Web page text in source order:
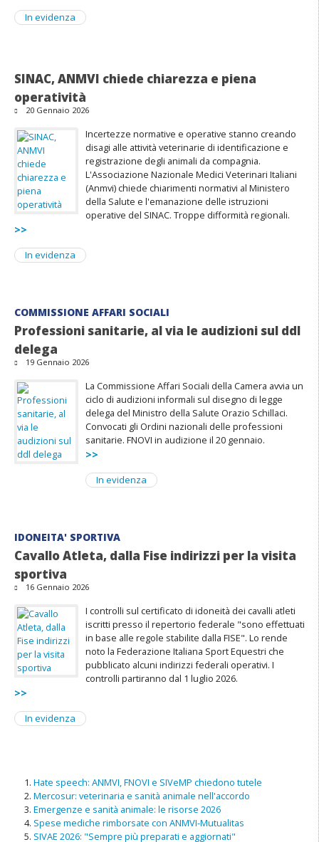
In evidenza
SINAC, ANMVI chiede chiarezza e piena
operatività
20 Gennaio 2026
Incertezze normative e operative stanno creando
disagi alle attività veterinarie di identificazione e
registrazione degli animali da compagnia.
L'Associazione Nazionale Medici Veterinari Italiani
(Anmvi) chiede chiarimenti normativi al Ministero
della Salute e l'emanazione delle istruzioni
operative del SINAC. Troppe difformità regionali.
>>
In evidenza
COMMISSIONE AFFARI SOCIALI
Professioni sanitarie, al via le audizioni sul ddl
delega
19 Gennaio 2026
La Commissione Affari Sociali della Camera avvia un
ciclo di audizioni informali sul disegno di legge
delega del Ministro della Salute Orazio Schillaci.
Convocati gli Ordini nazionali delle professioni
sanitarie. FNOVI in audizione il 20 gennaio.
>>
In evidenza
IDONEITA' SPORTIVA
Cavallo Atleta, dalla Fise indirizzi per la visita
sportiva
16 Gennaio 2026
I controlli sul certificato di idoneità dei cavalli atleti
iscritti presso il repertorio federale "sono effettuati
in base alle regole stabilite dalla FISE". Lo rende
noto la Federazione Italiana Sport Equestri che
pubblicato alcuni indirizzi federali operativi. I
controlli partiranno dal 1 luglio 2026.
>>
In evidenza
Hate speech: ANMVI, FNOVI e SIVeMP chiedono tutele
Mercosur: veterinaria e sanità animale nell'accordo
Emergenze e sanità animale: le risorse 2026
Spese mediche rimborsate con ANMVI-Mutualitas
SIVAE 2026: "Sempre più preparati e aggiornati"